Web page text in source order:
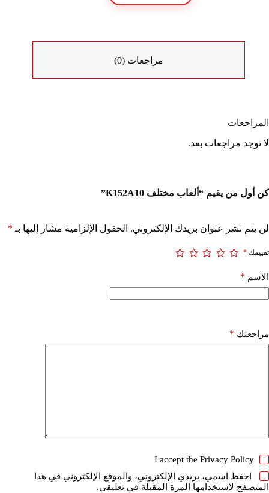
مراجعات (0)
المراجعات
لا توجد مراجعات بعد.
كن أول من يقيم “ألعاب مختلف K152A10”
لن يتم نشر عنوان بريدك الإلكتروني. الحقول الإلزامية مشار إليها بـ *
تقييمك *
الاسم *
مراجعتك *
I accept the Privacy Policy
احفظ اسمي، بريدي الإلكتروني، والموقع الإلكتروني في هذا
المتصفح لاستخدامها المرة المقبلة في تعليقي.